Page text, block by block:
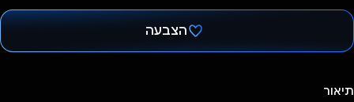
הצבעה
תיאור